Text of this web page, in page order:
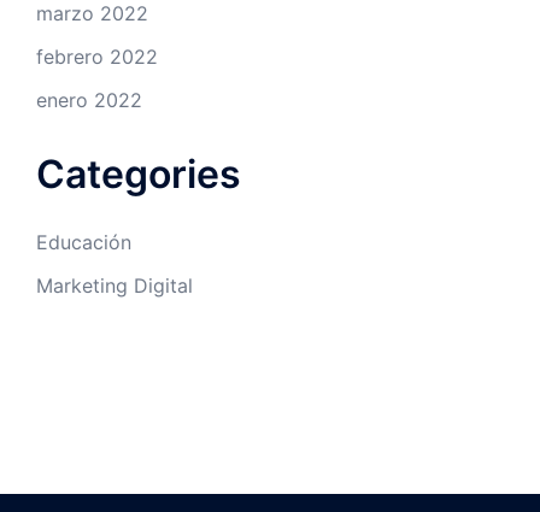
marzo 2022
febrero 2022
enero 2022
Categories
Educación
Marketing Digital